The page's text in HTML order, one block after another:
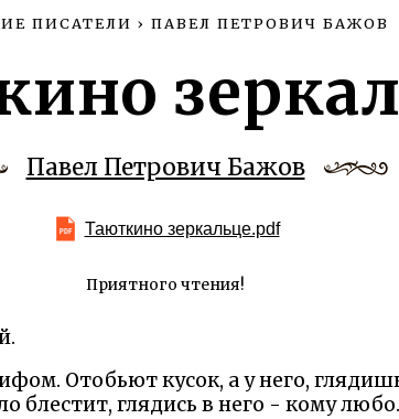
ПИСАТЕЛИ › ПАВЕЛ ПЕТРОВИЧ БАЖОВ
Павел Петрович Бажов
Таюткино зеркальце.pdf
Приятного чтения!
Отобьют кусок, а у него,
блестит, глядись в него - кому любо.